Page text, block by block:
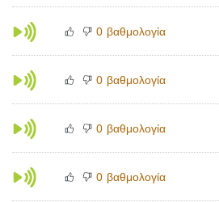
0 βαθμολογία
0 βαθμολογία
0 βαθμολογία
0 βαθμολογία